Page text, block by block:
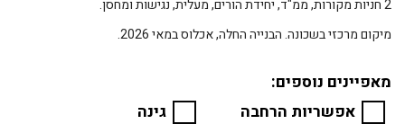
2 חניות מקורות, ממ"ד, יחידת הורים, מעלית, נגישות ומחסן.
מיקום מרכזי בשכונה. הבנייה החלה, אכלוס במאי 2026.
מאפיינים נוספים:
אפשריות הרחבה
גינה